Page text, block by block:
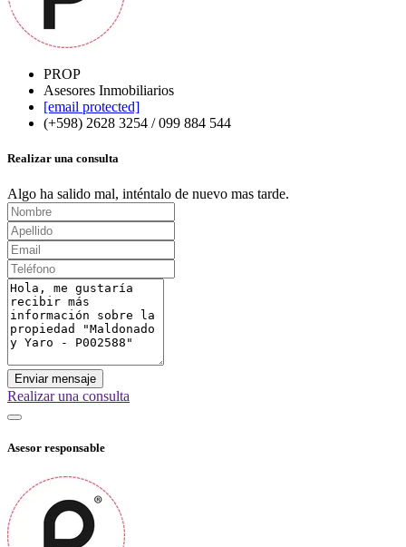
PROP
Asesores Inmobiliarios
[email protected]
(+598) 2628 3254 / 099 884 544
Realizar una consulta
Algo ha salido mal, inténtalo de nuevo mas tarde.
Enviar mensaje
Realizar una consulta
Asesor responsable